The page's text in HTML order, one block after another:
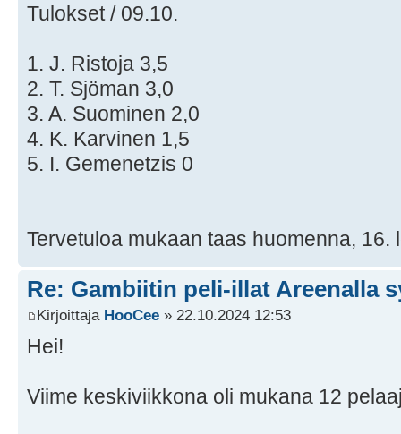
Tulokset / 09.10.
1. J. Ristoja 3,5
2. T. Sjöman 3,0
3. A. Suominen 2,0
4. K. Karvinen 1,5
5. I. Gemenetzis 0
Tervetuloa mukaan taas huomenna, 16.
Re: Gambiitin peli-illat Areenalla
Kirjoittaja HooCee » 22.10.2024 12:53
Hei!
Viime keskiviikkona oli mukana 12